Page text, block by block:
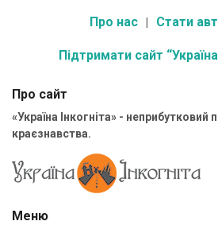
Про нас Стати
Підтримати сайт “Україна
Про сайт
«Україна Інкогніта» - неприбутковий
краєзнавства.
Меню